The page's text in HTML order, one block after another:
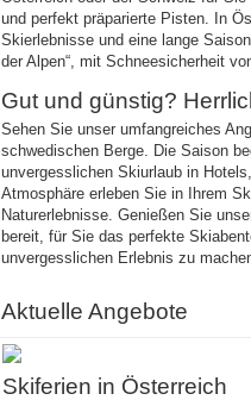
und perfekt präparierte Pisten. In
Skierlebnisse und eine lange
der Alpen“, mit Schneesicherheit
Gut und günstig?
Sehen Sie unser umfangreiches
schwedischen Berge. Die Saison
unvergesslichen Skiurlaub in
Atmosphäre erleben Sie in Ihrem
Naturerlebnisse. Genießen Sie
bereit, für Sie das perfekte
unvergesslichen Erlebnis zu
Aktuelle Angebote
Skiferien in Österreich